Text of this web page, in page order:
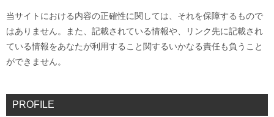
当サイトにおける内容の正確性に関しては、それを保障するもので
はありません。また、記載されている情報や、リンク先に記載され
ている情報をあなたが利用すること関するいかなる責任も負うこと
ができません。
PROFILE